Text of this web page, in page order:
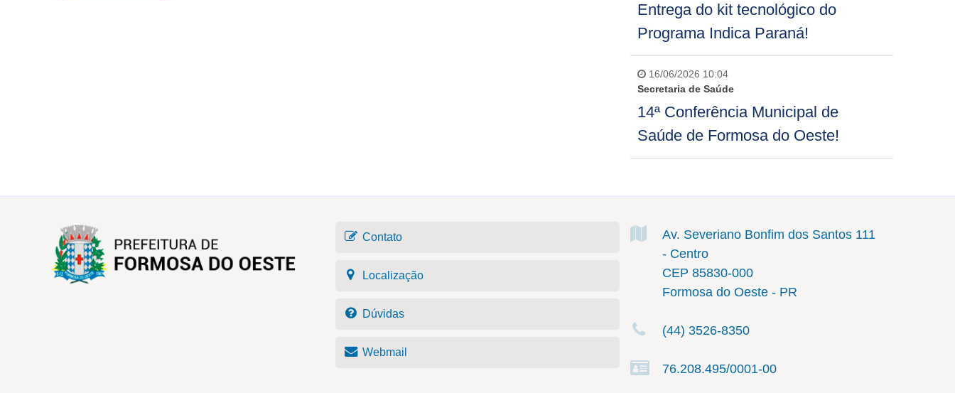
Entrega do kit tecnológico do
Programa Indica Paraná!
16/06/2026 10:04
Secretaria de Saúde
14ª Conferência Municipal de
Saúde de Formosa do Oeste!
Contato
Localização
Dúvidas
Webmail
Av. Severiano Bonfim dos Santos 111
- Centro
CEP 85830-000
Formosa do Oeste - PR
(44) 3526-8350
76.208.495/0001-00